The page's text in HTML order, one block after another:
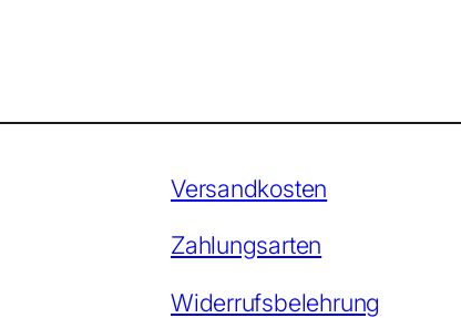
Versandkosten
Zahlungsarten
Widerrufsbelehrung